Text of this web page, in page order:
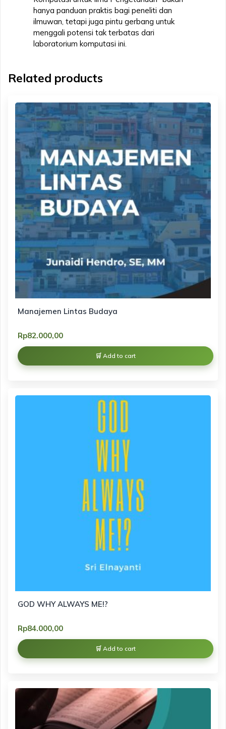
hanya panduan praktis bagi peneliti dan
ilmuwan, tetapi juga pintu gerbang untuk
menggali potensi tak terbatas dari
laboratorium komputasi ini.
Related products
Manajemen Lintas Budaya
Rp82.000,00
Add to cart
GOD WHY ALWAYS ME!?
Rp84.000,00
Add to cart